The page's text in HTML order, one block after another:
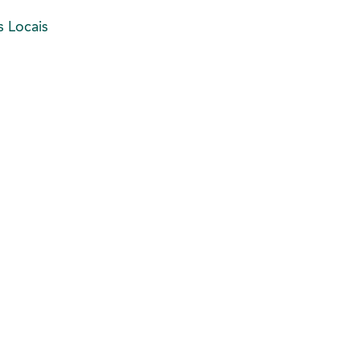
Locais